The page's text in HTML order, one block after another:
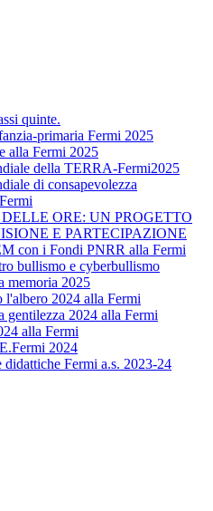
quinte.
primaria Fermi 2025
alla Fermi 2025
della TERRA-Fermi2025
di consapevolezza
ORE: UN PROGETTO
E PARTECIPAZIONE
con i Fondi PNRR alla Fermi
bullismo e cyberbullismo
memoria 2025
l'albero 2024 alla Fermi
gentilezza 2024 alla Fermi
alla Fermi
2024
Fermi a.s. 2023-24